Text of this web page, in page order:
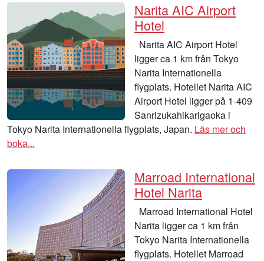
Narita AIC Airport
Hotel
Narita AIC Airport Hotel
ligger ca 1 km från Tokyo
Narita Internationella
flygplats. Hotellet Narita AIC
Airport Hotel ligger på 1-409
Sanrizukahikarigaoka i
Tokyo Narita Internationella flygplats, Japan. Läs mer och
boka...
Marroad International
Hotel Narita
Marroad International Hotel
Narita ligger ca 1 km från
Tokyo Narita Internationella
flygplats. Hotellet Marroad